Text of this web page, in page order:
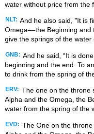
water without price from the
NLT: And he also said, "It is
Omega––the Beginning and
give the springs of the water
GNB: And he said, “It is
beginning and the end. To
to drink from the spring of
ERV: The one on the throne
Alpha and the Omega, the
water from the spring of the
EVD: The One on the